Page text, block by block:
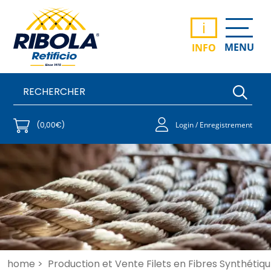
i
INFO MENU
(0,00€) Login / Enregistrement
home > Production et Vente Filets en Fibres